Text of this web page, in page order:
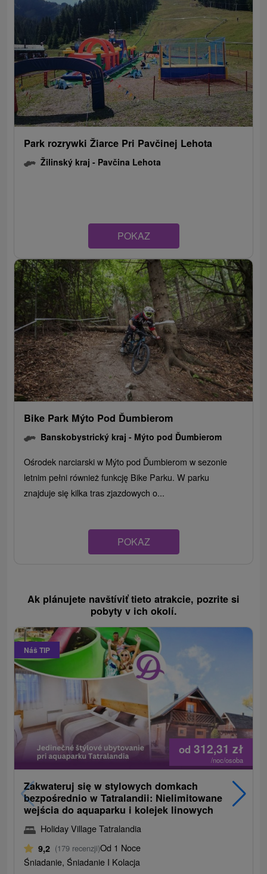
Park rozrywki Žiarce Pri Pavčinej Lehota
Žilinský kraj - Pavčina Lehota
POKAZ
Bike Park Mýto Pod Ďumbierom
Banskobystrický kraj - Mýto pod Ďumbierom
Ośrodek narciarski w Mýto pod Ďumbierom w sezonie
letnim pełni również funkcję Bike Parku. W parku
znajduje się kilka tras zjazdowych o...
POKAZ
Ak plánujete navštíviť tieto atrakcie, pozrite si
pobyty v ich okolí.
Náš TIP
od 312,31zł
/noc/osoba
Zakwateruj się w stylowych domkach
bezpośrednio w Tatralandii: Nielimitowane
wejścia do aquaparku i kolejek linowych
Holiday Village Tatralandia
9,2 (179 recenzji)Od 1 Noce
Śniadanie, Śniadanie I Kolacja